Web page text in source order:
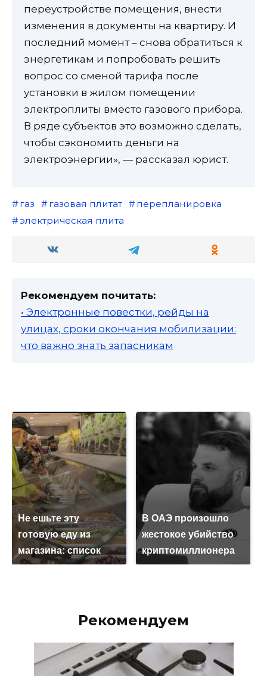
переустройстве помещения, внести
изменения в документы на квартиру. И
последний момент – снова обратиться к
энергетикам и попробовать решить
вопрос со сменой тарифа после
установки в жилом помещении
электроплиты вместо газового прибора.
В ряде субъектов это возможно сделать,
чтобы сэкономить деньги на
электроэнергии», — рассказал юрист.
газ газовая плитат
перепланировка
электрическая плита
Рекомендуем почитать:
• Электронные повестки, рейды на
улицах, сроки окончания мобилизации:
что важно знать запасникам
Не ешьте эту
готовую еду из
магазина: список
В ОАЭ произошло
жестокое убийство
криптомиллионера
Рекомендуем